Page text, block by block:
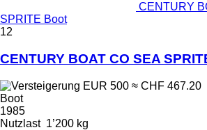
CENTURY
SPRITE Boot
12
CENTURY BOAT CO SEA
EUR 500 ≈ CHF 467.20
Boot
1985
Nutzlast 1’200 kg